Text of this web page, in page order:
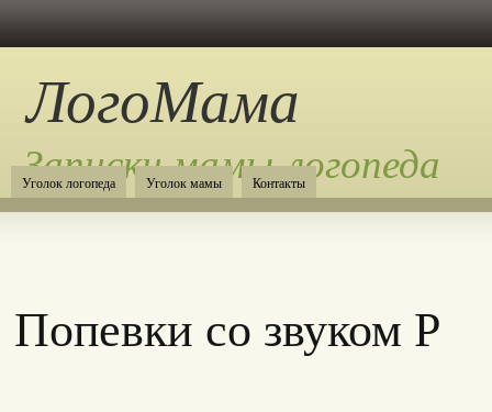
ЛогоМама
Записки мамы-логопеда
Уголок логопеда Уголок мамы Контакты
Попевки со звуком Р